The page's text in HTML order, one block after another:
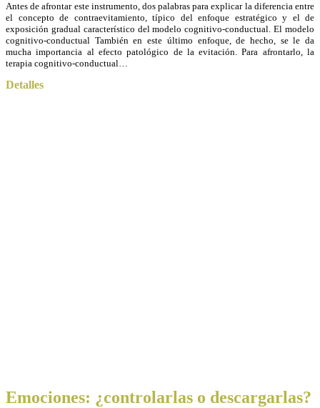
Antes de afrontar este instrumento, dos palabras para explicar la diferencia entre
el concepto de contraevitamiento, típico del enfoque estratégico y el de
exposición gradual característico del modelo cognitivo-conductual. El modelo
cognitivo-conductual También en este último enfoque, de hecho, se le da
mucha importancia al efecto patológico de la evitación. Para afrontarlo, la
terapia cognitivo-conductual…
Detalles
Emociones: ¿controlarlas o descargarlas?